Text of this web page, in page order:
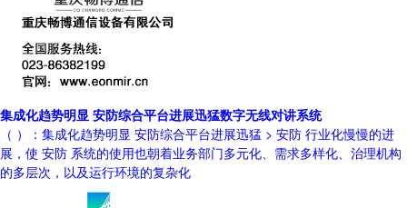
集成化趋势明显 安防综合平台进展迅猛数字无线对讲系统
（ ）：集成化趋势明显 安防综合平台进展迅猛 > 安防 行业化慢慢的进
展，使 安防 系统的使用也朝着业务部门多元化、需求多样化、治理机构
的多层次，以及运行环境的复杂化